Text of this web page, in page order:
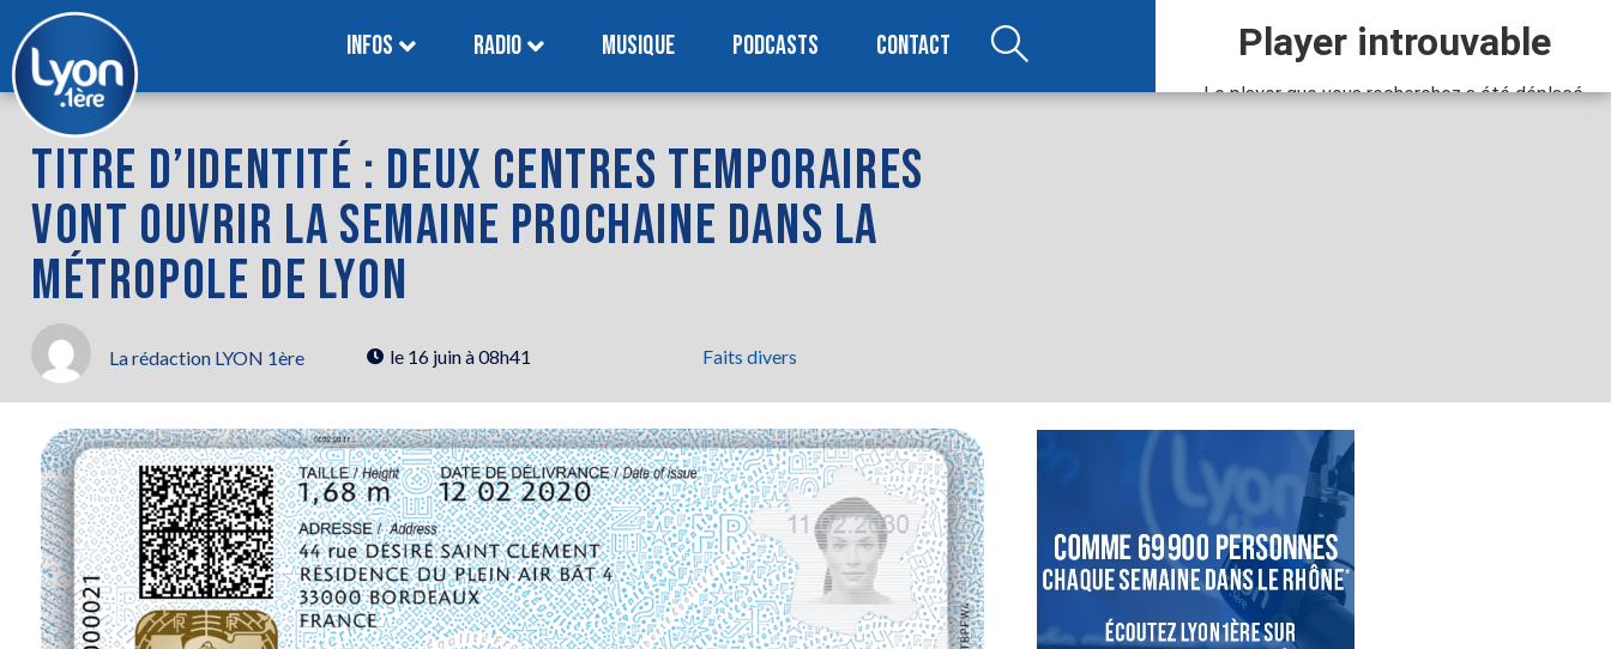
INFOS RADIO MUSIQUE PODCASTS CONTACT
TITRE D’IDENTITÉ : DEUX CENTRES TEMPORAIRES
VONT OUVRIR LA SEMAINE PROCHAINE DANS LA
MÉTROPOLE DE LYON
La rédaction LYON 1ère le 16 juin à 08h41 Faits divers